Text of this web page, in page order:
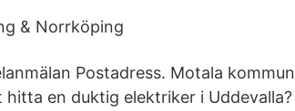
& Norrköping
Postadress. Motala kommun
en duktig elektriker i Uddevalla?